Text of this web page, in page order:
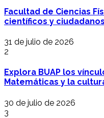
Facultad de Ciencias
científicos y
31 de julio de 2026
2
Explora BUAP los
Matemáticas y la
30 de julio de 2026
3